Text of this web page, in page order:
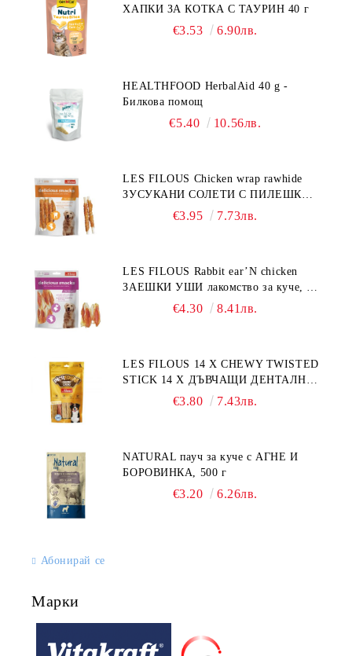
ХАПКИ ЗА КОТКА С ТАУРИН 40 г
€3.53 6.90лв.
HEALTHFOOD HerbalAid 40 g -
Билкова помощ
€5.40 10.56лв.
LES FILOUS Chicken wrap rawhide
ЗУСУКАНИ СОЛЕТИ С ПИЛЕШКО,
лакомство за куче, 100 г
€3.95 7.73лв.
LES FILOUS Rabbit ear’N chicken
ЗАЕШКИ УШИ лакомство за куче, 50
€4.30 8.41лв.
LES FILOUS 14 X CHEWY TWISTED
STICK 14 X ДЪВЧАЩИ ДЕНТАЛНИ
СОЛЕТИ за куче, УВИТИ
€3.80 7.43лв.
NATURAL пауч за куче с АГНЕ И
БОРОВИНКА, 500 г
€3.20 6.26лв.
Абонирай се
Марки